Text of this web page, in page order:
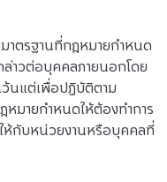
าตรฐานที่กฎหมายกำหนด
ล่าวต่อบุคคลภายนอกโดย
ว้นแต่เพื่อปฏิบัติตาม
มายกำหนดให้ต้องทำการ
ห้กับหน่วยงานหรือบุคคลที่